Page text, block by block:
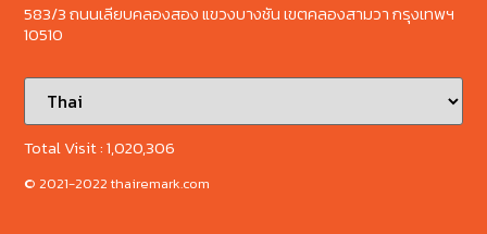
583/3 ถนนเลียบคลองสอง แขวงบางชัน เขตคลองสามวา กรุงเทพฯ
10510
Total Visit :1,020,306
© 2021-2022 thairemark.com